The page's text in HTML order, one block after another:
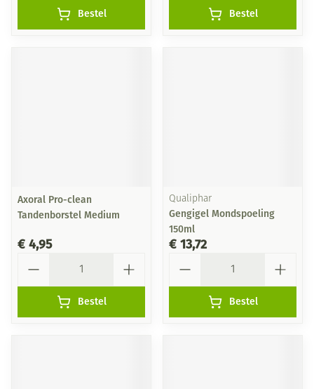
Bestel Bestel
Axoral Pro-clean
Tandenborstel Medium
€ 4,95
Bestel
Qualiphar
Gengigel Mondspoeling
150ml
€ 13,72
Bestel